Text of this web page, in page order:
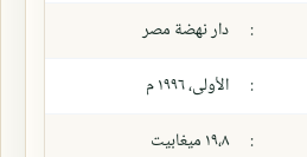
:
دار نهضة مصر
:
الأولى، ١٩٩٦ م
: ١٩،٨ ميغابيت